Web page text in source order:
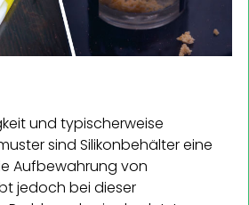
und typischerweise
sind Silikonbehälter eine
Aufbewahrung von
jedoch bei dieser